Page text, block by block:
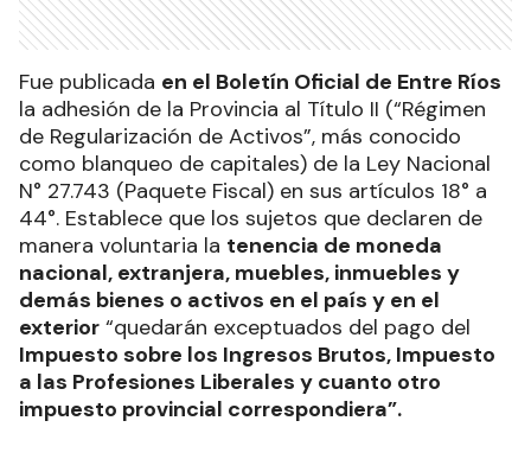
Fue publicada en el Boletín Oficial de Entre Ríos
la adhesión de la Provincia al Título II (“Régimen
de Regularización de Activos”, más conocido
como blanqueo de capitales) de la Ley Nacional
N° 27.743 (Paquete Fiscal) en sus artículos 18° a
44°. Establece que los sujetos que declaren de
manera voluntaria la tenencia de moneda
nacional, extranjera, muebles, inmuebles y
demás bienes o activos en el país y en el
exterior “quedarán exceptuados del pago del
Impuesto sobre los Ingresos Brutos, Impuesto
a las Profesiones Liberales y cuanto otro
impuesto provincial correspondiera”.